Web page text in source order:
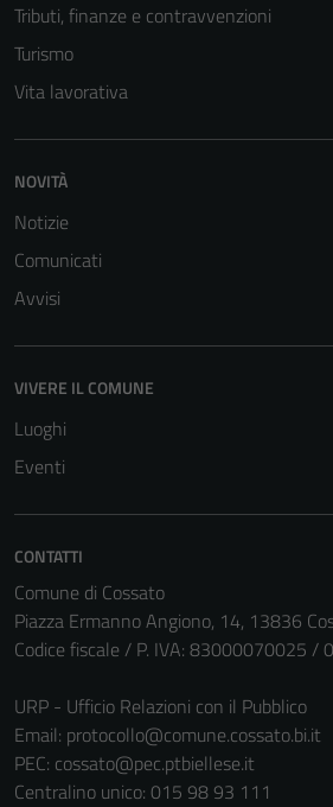
Tributi, finanze e contravvenzioni
Turismo
Vita lavorativa
NOVITÀ
Notizie
Comunicati
Avvisi
VIVERE IL COMUNE
Luoghi
Eventi
CONTATTI
Comune di Cossato
Piazza Ermanno Angiono, 14, 13836
Codice fiscale / P. IVA: 83000070025 /
URP - Ufficio Relazioni con il Pubblico
Email: protocollo@comune.cossato.bi.it
PEC: cossato@pec.ptbiellese.it
Centralino unico: 015 98 93 111